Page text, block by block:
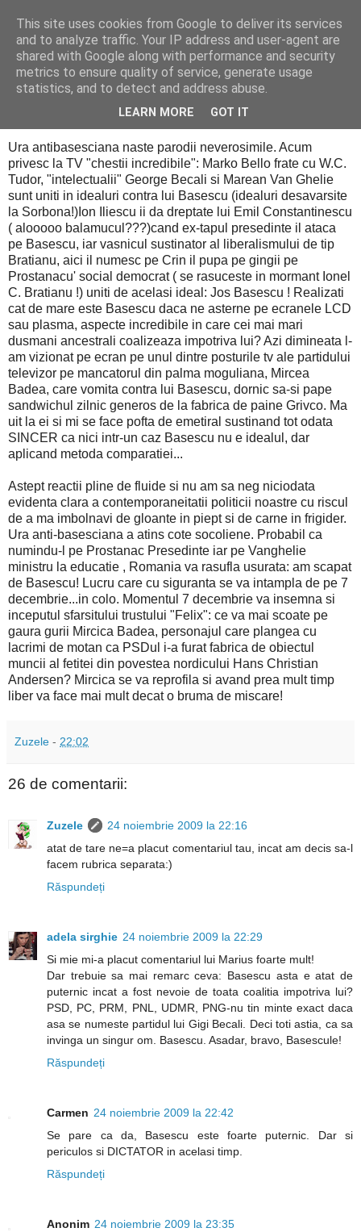
PentruDive.ro
marți, 24 noiembrie 2009
Marius Dragomirescu dixit
Ura antibasesciana naste parodii neverosimile. Acum
privesc la TV "chestii incredibile": Marko Bello frate cu W.C.
Tudor, "intelectualii" George Becali si Marean Van Ghelie
sunt uniti in idealuri contra lui Basescu (idealuri desavarsite
la Sorbona!)Ion Iliescu ii da dreptate lui Emil Constantinescu
( alooooo balamucul???)cand ex-tapul presedinte il ataca
pe Basescu, iar vasnicul sustinator al liberalismului de tip
Bratianu, aici il numesc pe Crin il pupa pe gingii pe
Prostanacu' social democrat ( se rasuceste in mormant Ionel
C. Bratianu !) uniti de acelasi ideal: Jos Basescu ! Realizati
cat de mare este Basescu daca ne asterne pe ecranele LCD
sau plasma, aspecte incredibile in care cei mai mari
dusmani ancestrali coalizeaza impotriva lui? Azi dimineata l-
am vizionat pe ecran pe unul dintre posturile tv ale partidului
televizor pe mancatorul din palma moguliana, Mircea
Badea, care vomita contra lui Basescu, dornic sa-si pape
sandwichul zilnic generos de la fabrica de paine Grivco. Ma
uit la ei si mi se face pofta de emetiral sustinand tot odata
SINCER ca nici intr-un caz Basescu nu e idealul, dar
aplicand metoda comparatiei...
Astept reactii pline de fluide si nu am sa neg niciodata
evidenta clara a contemporaneitatii politicii noastre cu riscul
de a ma imbolnavi de gloante in piept si de carne in frigider.
Ura anti-basesciana a atins cote socoliene. Probabil ca
numindu-l pe Prostanac Presedinte iar pe Vanghelie
ministru la educatie , Romania va rasufla usurata: am scapat
de Basescu! Lucru care cu siguranta se va intampla de pe 7
decembrie...in colo. Momentul 7 decembrie va insemna si
inceputul sfarsitului trustului "Felix": ce va mai scoate pe
gaura gurii Mircica Badea, personajul care plangea cu
lacrimi de motan ca PSDul i-a furat fabrica de obiectul
muncii al fetitei din povestea nordicului Hans Christian
Andersen? Mircica se va reprofila si avand prea mult timp
liber va face mai mult decat o bruma de miscare!
Zuzele - 22:02
26 de comentarii:
Zuzele
24 noiembrie 2009 la 22:16
atat de tare ne=a placut comentariul tau, incat am decis sa-l
facem rubrica separata:)
Răspundeți
adela sirghie 24 noiembrie 2009 la 22:29
Si mie mi-a placut comentariul lui Marius foarte mult!
Dar trebuie sa mai remarc ceva: Basescu asta e atat de
puternic incat a fost nevoie de toata coalitia impotriva lui?
PSD, PC, PRM, PNL, UDMR, PNG-nu tin minte exact daca
asa se numeste partidul lui Gigi Becali. Deci toti astia, ca sa
invinga un singur om. Basescu. Asadar, bravo, Basescule!
Răspundeți
Carmen 24 noiembrie 2009 la 22:42
Se pare ca da, Basescu este foarte puternic. Dar si
periculos si DICTATOR in acelasi timp.
Răspundeți
Anonim 24 noiembrie 2009 la 23:35
This site uses cookies from Google to deliver its services
and to analyze traffic. Your IP address and user-agent are
shared with Google along with performance and security
metrics to ensure quality of service, generate usage
statistics, and to detect and address abuse.
LEARN MORE GOT IT